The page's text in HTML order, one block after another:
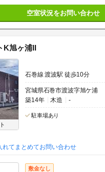
空室状況をお問い合わせ
K旭ヶ浦II
石巻線 渡波駅 徒歩10分
宮城県石巻市渡波字旭ケ浦
築14年
木造 -
駐車場あり
れてまとめてお問い合わせ
敷金なし